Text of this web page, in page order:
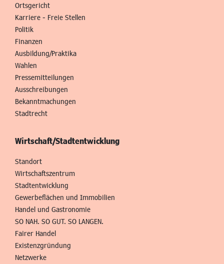
Ortsgericht
Karriere - Freie Stellen
Politik
Finanzen
Ausbildung/Praktika
Wahlen
Pressemitteilungen
Ausschreibungen
Bekanntmachungen
Stadtrecht
Wirtschaft/Stadtentwicklung
Standort
Wirtschaftszentrum
Stadtentwicklung
Gewerbeflächen und Immobilien
Handel und Gastronomie
SO NAH. SO GUT. SO LANGEN.
Fairer Handel
Existenzgründung
Netzwerke